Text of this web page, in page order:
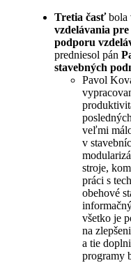
Tretia časťbola
vzdelávania
podporu
predniesol pán
stavebných
Pavol
veľmi
v
stroje,
práci s
obehové
všetko je
na
a tie
programy